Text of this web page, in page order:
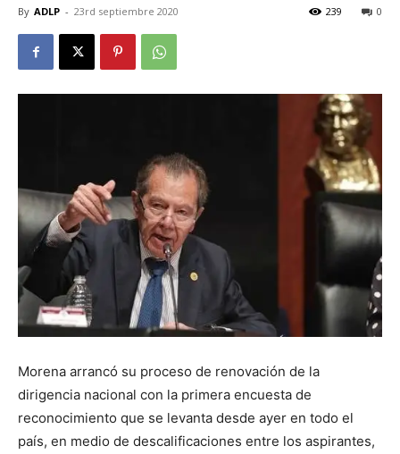
By ADLP - 23rd septiembre 2020 0
239
Morena arrancó su proceso de renovación de la
dirigencia nacional con la primera encuesta de
reconocimiento que se levanta desde ayer en todo el
país, en medio de descalificaciones entre los aspirantes,